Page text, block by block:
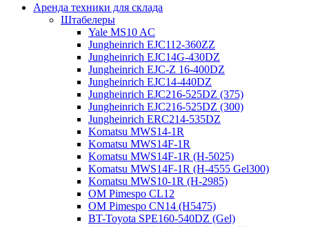
Аренда техники для склада
Штабелеры
Yale MS10 AC
Jungheinrich EJC112-360ZZ
Jungheinrich EJC14G-430DZ
Jungheinrich EJC-Z 16-400DZ
Jungheinrich EJC14-440DZ
Jungheinrich EJC216-525DZ (375)
Jungheinrich EJC216-525DZ (300)
Jungheinrich ERC214-535DZ
Komatsu MWS14-1R
Komatsu MWS14F-1R
Komatsu MWS14F-1R (H-5025)
Komatsu MWS14F-1R (H-4555 Gel300)
Komatsu MWS10-1R (Н-2985)
OM Pimespo CL12
OM Pimespo CN14 (Н5475)
BT-Toyota SPE160-540DZ (Gel)